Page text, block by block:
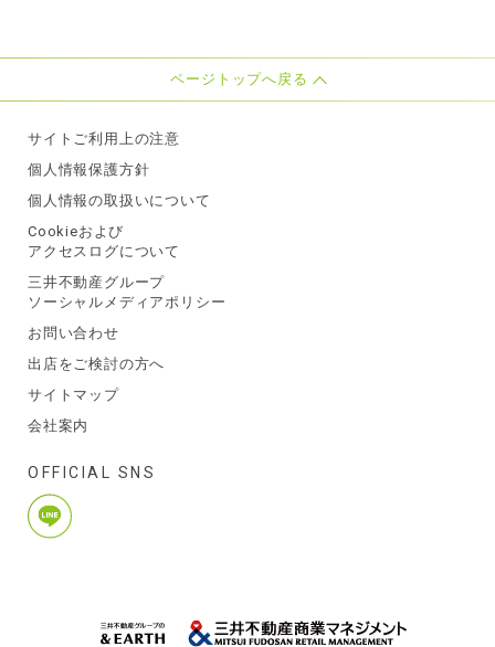
ページトップへ戻る
サイトご利用上の注意
個人情報保護方針
個人情報の取扱いについて
Cookieおよび
アクセスログについて
三井不動産グループ
ソーシャルメディアポリシー
お問い合わせ
出店をご検討の方へ
サイトマップ
会社案内
OFFICIAL SNS